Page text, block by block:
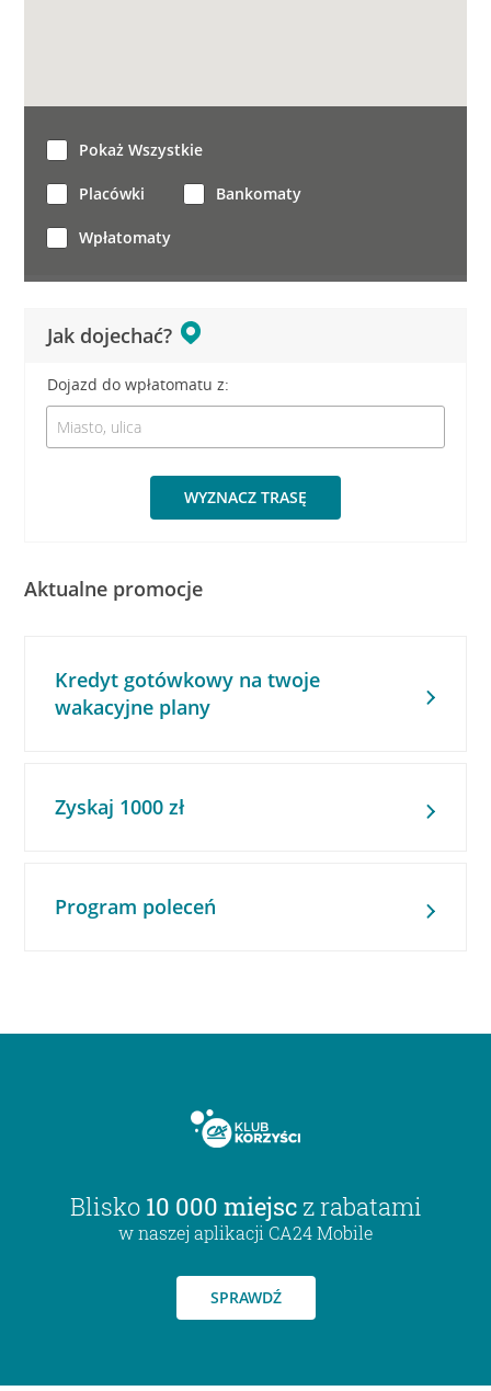
Jak dojechać?
Dojazd do wpłatomatu z:
WYZNACZ TRASĘ
Pokaż Wszystkie
Placówki Bankomaty
Wpłatomaty
Aktualne promocje
Kredyt gotówkowy na twoje
wakacyjne plany
Zyskaj 1000 zł
Program poleceń
Blisko 10 000 miejsc z rabatami
w naszej aplikacji CA24 Mobile
SPRAWDŹ